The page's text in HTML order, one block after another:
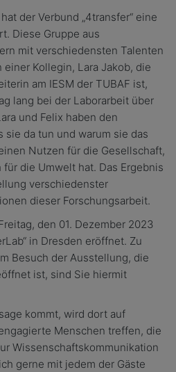
der Verbund „4transfer“ eine
Diese Gruppe aus
mit verschiedensten Talenten
Kollegin, Lara Jakob, die
am IESM der TUBAF ist,
lang bei der Laborarbeit über
und Felix haben den
sie da tun und warum sie das
Nutzen für die Gesellschaft,
die Umwelt hat. Das Ergebnis
verschiedenster
dieser Forschungsarbeit.
den 01. Dezember 2023
in Dresden eröffnet. Zu
Besuch der Ausstellung, die
ist, sind Sie hiermit
kommt, wird dort auf
Menschen treffen, die
Wissenschaftskommunikation
gerne mit jedem der Gäste